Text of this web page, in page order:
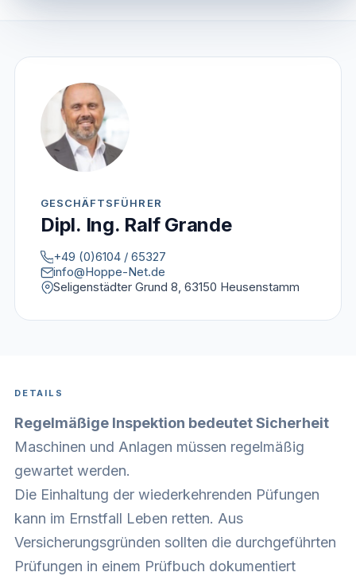
GESCHÄFTSFÜHRER
Dipl. Ing. Ralf Grande
+49 (0)6104 / 65327
info@Hoppe-Net.de
Seligenstädter Grund 8, 63150 Heusenstamm
DETAILS
Regelmäßige Inspektion bedeutet Sicherheit
Maschinen und Anlagen müssen regelmäßig
gewartet werden.
Die Einhaltung der wiederkehrenden Püfungen
kann im Ernstfall Leben retten. Aus
Versicherungsgründen sollten die durchgeführten
Prüfungen in einem Prüfbuch dokumentiert